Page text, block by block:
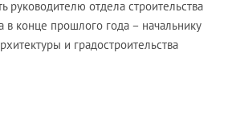
руководителю отдела строительства
конце прошлого года – начальнику
и градостроительства